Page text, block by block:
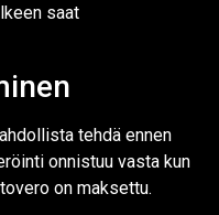
saat
tehdä ennen
onnistuu vasta kun
on maksettu.